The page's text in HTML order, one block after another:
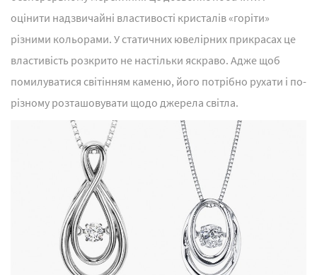
оцінити надзвичайні властивості кристалів «горіти»
різними кольорами. У статичних ювелірних прикрасах це
властивість розкрито не настільки яскраво. Адже щоб
помилуватися світінням каменю, його потрібно рухати і по-
різному розташовувати щодо джерела світла.